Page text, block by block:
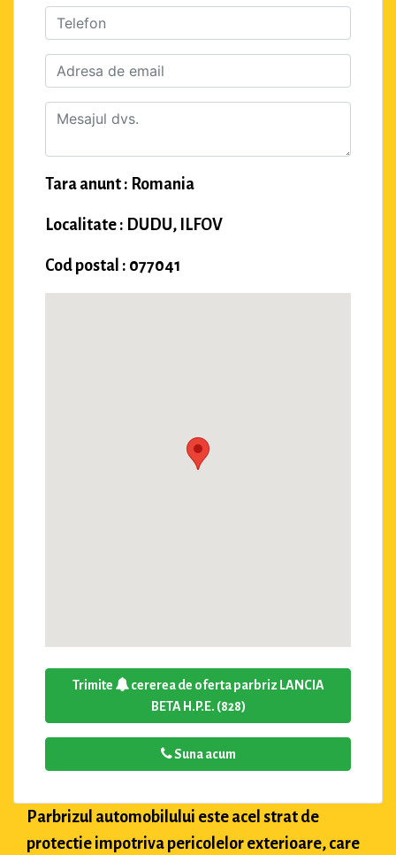
Tara anunt : Romania
Localitate : DUDU, ILFOV
Cod postal : 077041
Trimite
cererea de oferta parbriz LANCIA
BETA H.P.E. (828)
Suna acum
Parbrizul automobilului este acel strat de
protectie impotriva pericolelor exterioare, care